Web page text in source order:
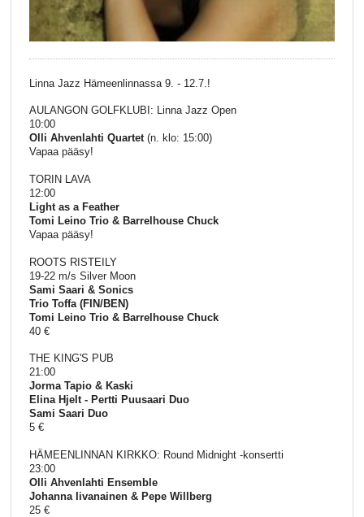
Linna Jazz Hämeenlinnassa 9. - 12.7.!
AULANGON GOLFKLUBI: Linna Jazz Open
10:00
Olli Ahvenlahti Quartet(n. klo: 15:00)
Vapaa pääsy!
TORIN LAVA
12:00
Light as a Feather
Tomi Leino Trio & Barrelhouse Chuck
Vapaa pääsy!
ROOTS RISTEILY
19-22 m/s Silver Moon
Sami Saari & Sonics
Trio Toffa (FIN/BEN)
Tomi Leino Trio & Barrelhouse Chuck
40 €
THE KING'S PUB
21:00
Jorma Tapio & Kaski
Elina Hjelt - Pertti Puusaari Duo
Sami Saari Duo
5 €
HÄMEENLINNAN KIRKKO: Round Midnight -konsertti
23:00
Olli Ahvenlahti Ensemble
Johanna Iivanainen & Pepe Willberg
25 €